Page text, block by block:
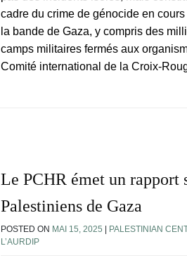
cadre du crime de génocide en
la bande de Gaza, y compris des
camps militaires fermés aux
Comité international de la Croix-
Le PCHR émet un rapport
Palestiniens de Gaza
POSTED ON MAI 15, 2025 PALESTINIAN
L’AURDIP